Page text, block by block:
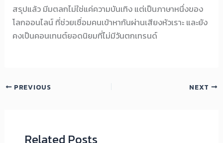
สรุปแล้ว มีมตลกไม่ใช่แค่ความบันเทิง แต่เป็นภาษาหนึ่งของ
โลกออนไลน์ ที่ช่วยเชื่อมคนเข้าหากันผ่านเสียงหัวเราะ และยัง
คงเป็นคอนเทนต์ยอดนิยมที่ไม่มีวันตกเทรนด์
PREVIOUS NEXT
Related Posts